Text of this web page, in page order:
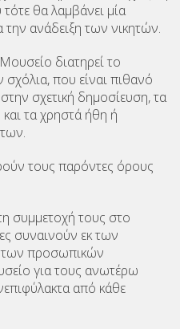
θα λαμβάνει μία
ανάδειξη των νικητών.
διατηρεί το
σχόλια, που είναι πιθανό
σχετική δημοσίευση, τα
τα χρηστά ήθη ή
τους παρόντες όρους
συμμετοχή τους στο
συναινούν εκ των
των προσωπικών
για τους ανωτέρω
από κάθε